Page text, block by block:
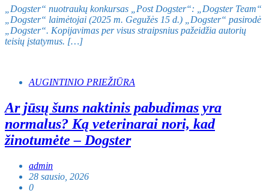
„Dogster“ nuotraukų konkursas „Post Dogster“: „Dogster Team“
„Dogster“ laimėtojai (2025 m. Gegužės 15 d.) „Dogster“ pasirodė
„Dogster“. Kopijavimas per visus straipsnius pažeidžia autorių
teisių įstatymus. […]
AUGINTINIO PRIEŽIŪRA
Ar jūsų šuns naktinis pabudimas yra
normalus? Ką veterinarai nori, kad
žinotumėte – Dogster
admin
28 sausio, 2026
0